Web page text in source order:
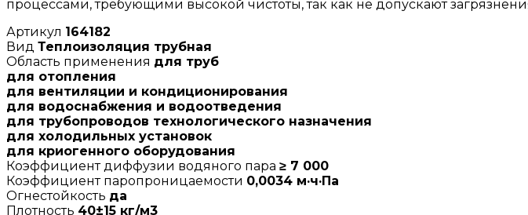
процессами, требующими высокой чистоты, так как не допускают
Артикул 164182
Вид Теплоизоляция трубная
Область применения для труб
для отопления
для вентиляции и кондиционирования
для водоснабжения и водоотведения
для трубопроводов технологического назначения
для холодильных установок
для криогенного оборудования
Коэффициент диффузии водяного пара ≥ 7 000
Коэффициент паропроницаемости 0,0034 м·ч·Па
Огнестойкость да
Плотность 40±15 кг/м3